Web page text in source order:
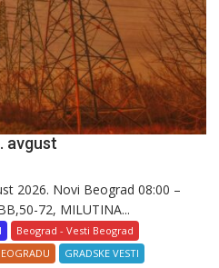
avgust
2026. Novi Beograd 08:00 –
72, MILUTINA...
Beograd - Vesti Beograd
GRADSKE VESTI